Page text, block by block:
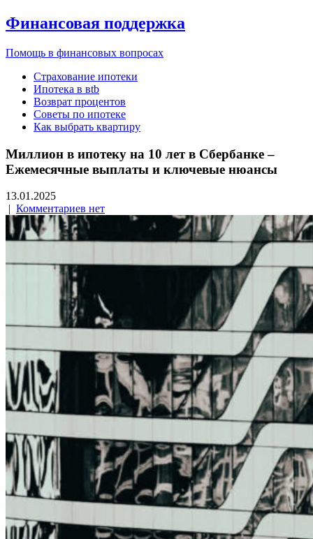
Финансовая поддержка
Помощь в финансовых вопросах
Страхование ипотеки
Ипотека в вtb
Возврат процентов
Советы по ипотеке
Как выбрать квартиру
Миллион в ипотеку на 10 лет в Сбербанке –
Ежемесячные выплаты и ключевые нюансы
13.01.2025
| Комментариев нет